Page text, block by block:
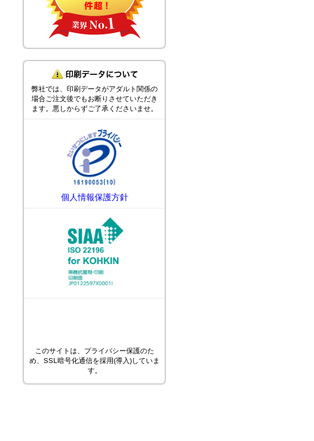
弊社では、印刷データがアダルト関係の
場合ご注文後でもお断りさせていただき
ます。悪しからずご了承くださいませ。
個人情報保護方針
このサイトは、プライバシー保護のた
め、SSL暗号化通信を採用(導入)していま
す。